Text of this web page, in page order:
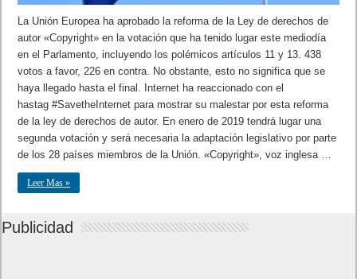
La Unión Europea ha aprobado la reforma de la Ley de derechos de
autor «Copyright» en la votación que ha tenido lugar este mediodía
en el Parlamento, incluyendo los polémicos artículos 11 y 13. 438
votos a favor, 226 en contra. No obstante, esto no significa que se
haya llegado hasta el final. Internet ha reaccionado con el
hastag #SavetheInternet para mostrar su malestar por esta reforma
de la ley de derechos de autor. En enero de 2019 tendrá lugar una
segunda votación y será necesaria la adaptación legislativo por parte
de los 28 países miembros de la Unión. «Copyright», voz inglesa …
Leer Mas »
Publicidad